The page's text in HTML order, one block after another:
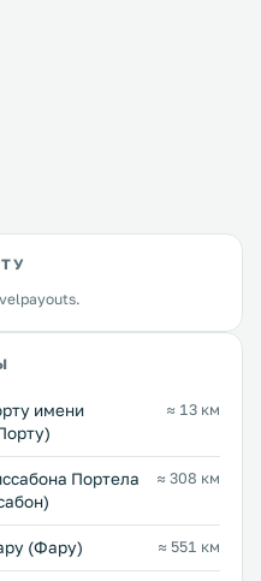
имени
≈ 13 км
Портела
≈ 308 км
(Фару) ≈ 551 км